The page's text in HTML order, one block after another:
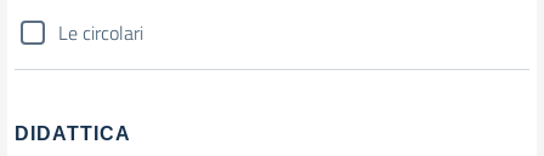
Le circolari
DIDATTICA